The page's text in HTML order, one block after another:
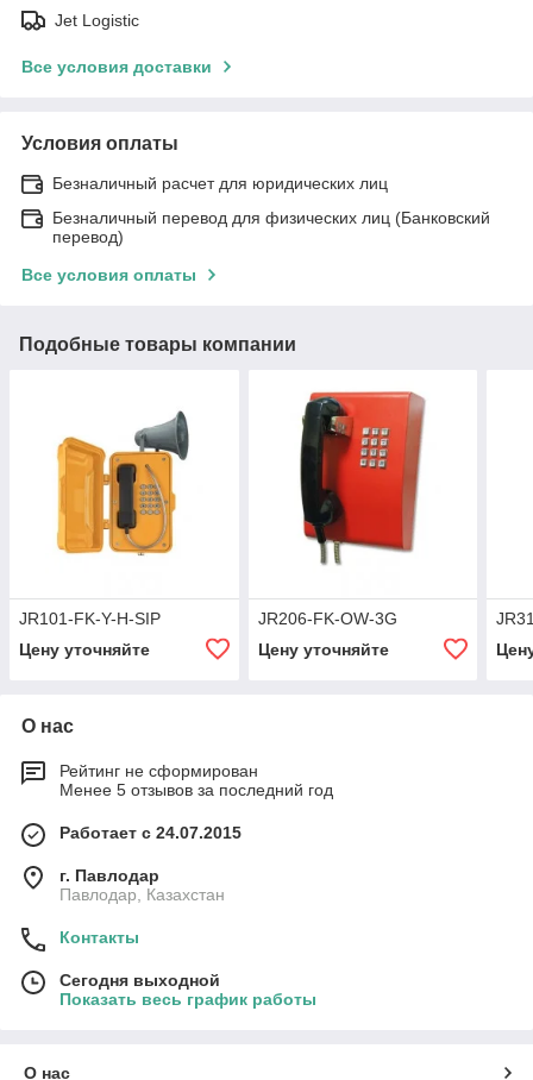
Jet Logistic
Все условия доставки
Условия оплаты
Безналичный расчет для юридических лиц
Безналичный перевод для физических лиц (Банковский
перевод)
Все условия оплаты
Подобные товары компании
JR101-FK-Y-H-SIP
Цену уточняйте
JR206-FK-OW-3G
Цену уточняйте
О нас
Рейтинг не сформирован
Менее 5 отзывов за последний год
Работает с 24.07.2015
г. Павлодар
Павлодар, Казахстан
Контакты
Сегодня выходной
Показать весь график работы
О нас